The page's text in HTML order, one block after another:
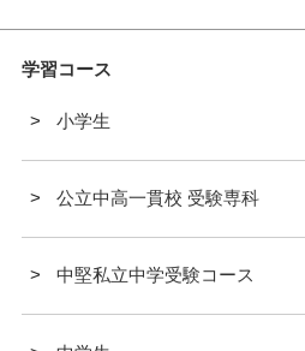
学習コース
小学生
公立中高一貫校 受験専科
中堅私立中学受験コース